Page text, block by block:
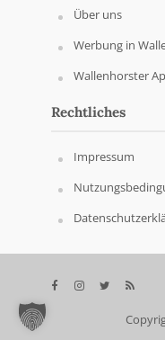
Über uns
Werbung in
Wallenhorster
Rechtliches
Impressum